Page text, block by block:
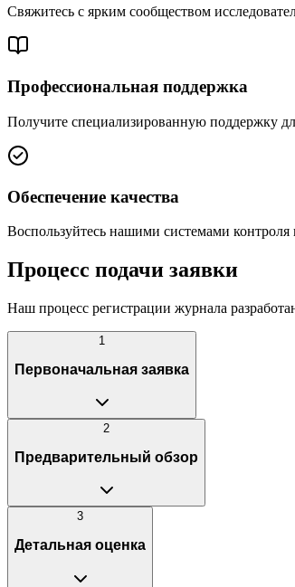
Свяжитесь с ярким сообществом
Профессиональная поддержка
Получите специализированную поддержку
Обеспечение качества
Воспользуйтесь нашими системами
Процесс подачи заявки
Наш процесс регистрации журнала
1
Первоначальная заявка
2
Предварительный обзор
3
Детальная оценка